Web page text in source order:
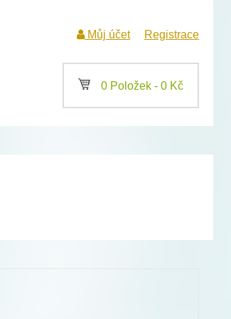
Můj účet Registrace
a 0 Položek - 0 Kč